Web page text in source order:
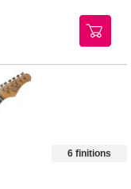
6 finitions